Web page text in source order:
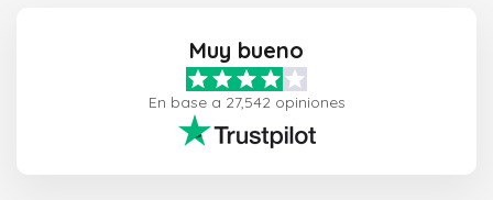
Muy bueno
En base a 27,542 opiniones